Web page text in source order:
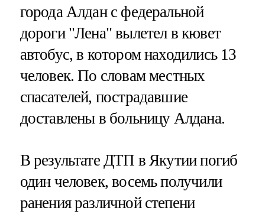
города Алдан с федеральной
дороги "Лена" вылетел в кювет
автобус, в котором находились 13
человек. По словам местных
спасателей, пострадавшие
доставлены в больницу Алдана.
В результате ДТП в Якутии погиб
один человек, восемь получили
ранения различной степени